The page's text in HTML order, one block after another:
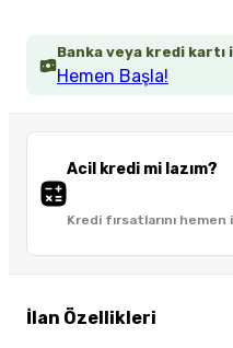
Banka veya kredi kartı
Hemen Başla!
Acil kredi mi lazım?
Kredi fırsatlarını hemen
İlan Özellikleri